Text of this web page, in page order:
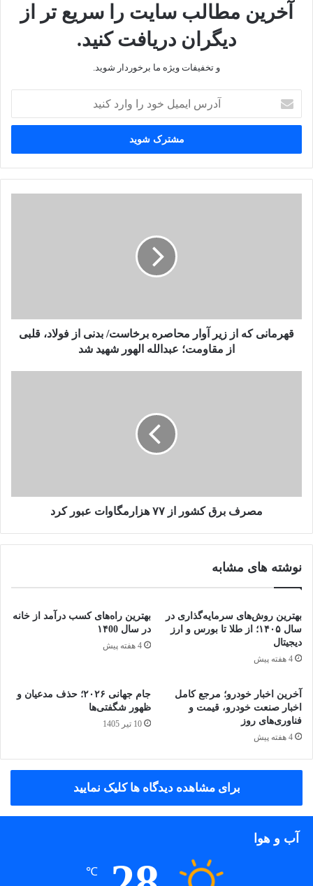
آخرین مطالب سایت را سریع تر از
دیگران دریافت کنید.
و تخفیفات ویژه ما برخوردار شوید.
ایمیل
خود
وارد
کنید
قهرمانی که از زیر آوار محاصره برخاست/ بدنی از فولاد، قلبی
از مقاومت؛ عبدالله الهور شهید شد
مصرف برق کشور از ۷۷ هزارمگاوات عبور کرد
نوشته های مشابه
بهترین روش‌های سرمایه‌گذاری در
سال ۱۴۰۵؛ از طلا تا بورس و ارز
دیجیتال
4 هفته پیش
بهترین راه‌های کسب درآمد از خانه
در سال ۱۴00
4 هفته پیش
آخرین اخبار خودرو؛ مرجع کامل
اخبار صنعت خودرو، قیمت و
فناوری‌های روز
4 هفته پیش
جام جهانی ۲۰۲۶؛ حذف مدعیان و
ظهور شگفتی‌ها
10 تیر 1405
برای مشاهده دیدگاه ها کلیک نمایید
آب و هوا
℃